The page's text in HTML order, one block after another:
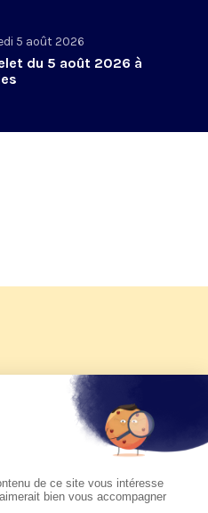
5 août 2026
du 5 août 2026 à
d'été 2026 de KTO
pastorale du pape Léon
à suivre sur KTO le